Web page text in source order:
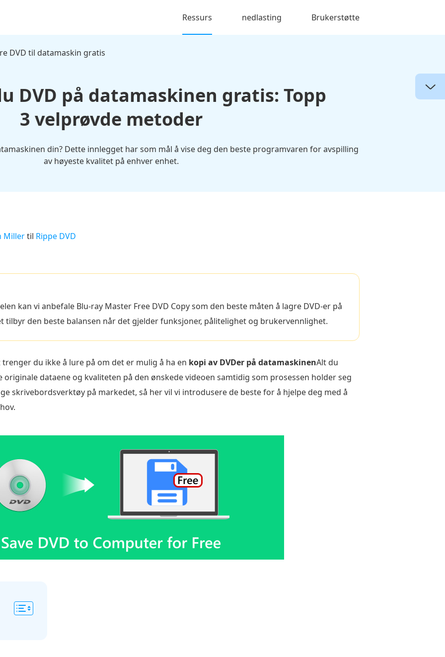
Ressurs nedlasting Brukerstøtte
DVD til datamaskin gratis
DVD på datamaskinen gratis: Topp
3 velprøvde metoder
din? Dette innlegget har som mål å vise deg den beste programvaren for avspilling
av høyeste kvalitet på enhver enhet.
Millertil Rippe DVD
kan vi anbefale Blu-ray Master Free DVD Copy som den beste måten å lagre DVD-er på
tilbyr den beste balansen når det gjelder funksjoner, pålitelighet og brukervennlighet.
du ikke å lure på om det er mulig å ha en kopi av DVDer på datamaskinenAlt du
dataene og kvaliteten på den ønskede videoen samtidig som prosessen holder seg
skrivebordsverktøy på markedet, så her vil vi introdusere de beste for å hjelpe deg med å